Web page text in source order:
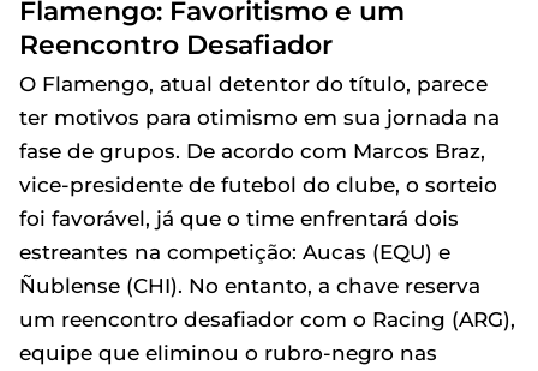
Flamengo: Favoritismo e um
Reencontro Desafiador
O Flamengo, atual detentor do título, parece
ter motivos para otimismo em sua jornada na
fase de grupos. De acordo com Marcos Braz,
vice-presidente de futebol do clube, o sorteio
foi favorável, já que o time enfrentará dois
estreantes na competição: Aucas (EQU) e
Ñublense (CHI). No entanto, a chave reserva
um reencontro desafiador com o Racing (ARG),
equipe que eliminou o rubro-negro nas